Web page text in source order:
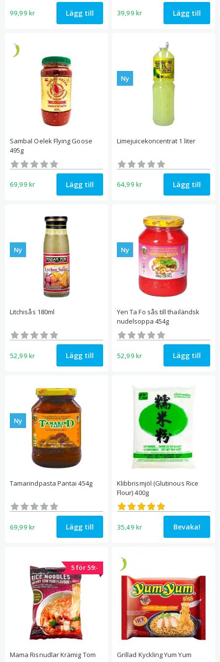
99,99 kr Lägg till 39,99 kr Lägg till
Sambal Oelek Flying Goose
495g
Betygsatt
0
av 5
69,99 kr Lägg till
Ny
Limejuicekoncentrat 1 liter
Betygsatt
0
av 5
64,99 kr Lägg till
Ny
Litchisås 180ml
Betygsatt
0
av 5
52,99 kr Lägg till
Ny
Yen Ta Fo sås till thailändsk
nudelsoppa 454g
Betygsatt
0
av 5
52,99 kr Lägg till
Ny
Tamarindpasta Pantai 454g
Betygsatt
0
av 5
69,99 kr Lägg till
Klibbrismjöl (Glutinous Rice
Flour) 400g
Betygsatt
4.77
av 5
35,49 kr Bevaka!
5 för 59:-
Mama Risnudlar Krämig Tom
Grillad Kyckling Yum Yum